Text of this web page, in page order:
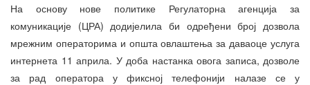
На основу нове политике Регулаторна агенција за
комуникације (ЦРА) додијелила би одређени број дозвола
мрежним операторима и општа овлаштења за даваоце услуга
интернета 11 априла. У доба настанка овога записа, дозволе
за рад оператора у фиксној телефонији налазе се у